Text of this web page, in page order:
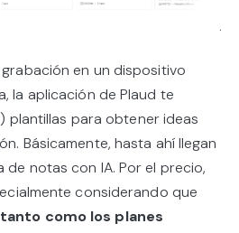
en un dispositivo
la aplicación de Plaud te
plantillas para obtener ideas
Básicamente, hasta ahí llegan
notas con IA. Por el precio,
considerando que
como los planes